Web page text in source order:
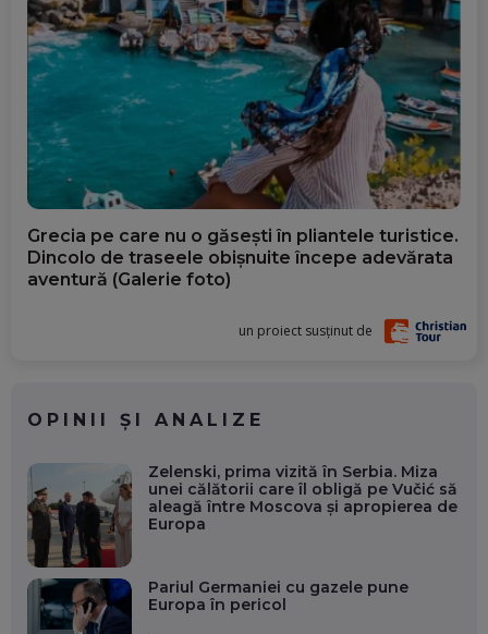
Grecia pe care nu o găsești în pliantele turistice.
Dincolo de traseele obișnuite începe adevărata
aventură (Galerie foto)
un proiect susținut de
OPINII ȘI ANALIZE
Zelenski, prima vizită în Serbia. Miza
unei călătorii care îl obligă pe Vučić să
aleagă între Moscova și apropierea de
Europa
Pariul Germaniei cu gazele pune
Europa în pericol